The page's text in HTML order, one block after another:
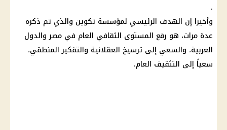
.
وأخيرا إن الهدف الرئيسي لمؤسسة تكوين والذي تم ذكره
عدة مرات، هو رفع المستوى الثقافي العام في مصر والدول
العربية، والسعي إلى ترسيخ العقلانية والتفكير المنطقي،
سعياً إلى التثقيف العام.